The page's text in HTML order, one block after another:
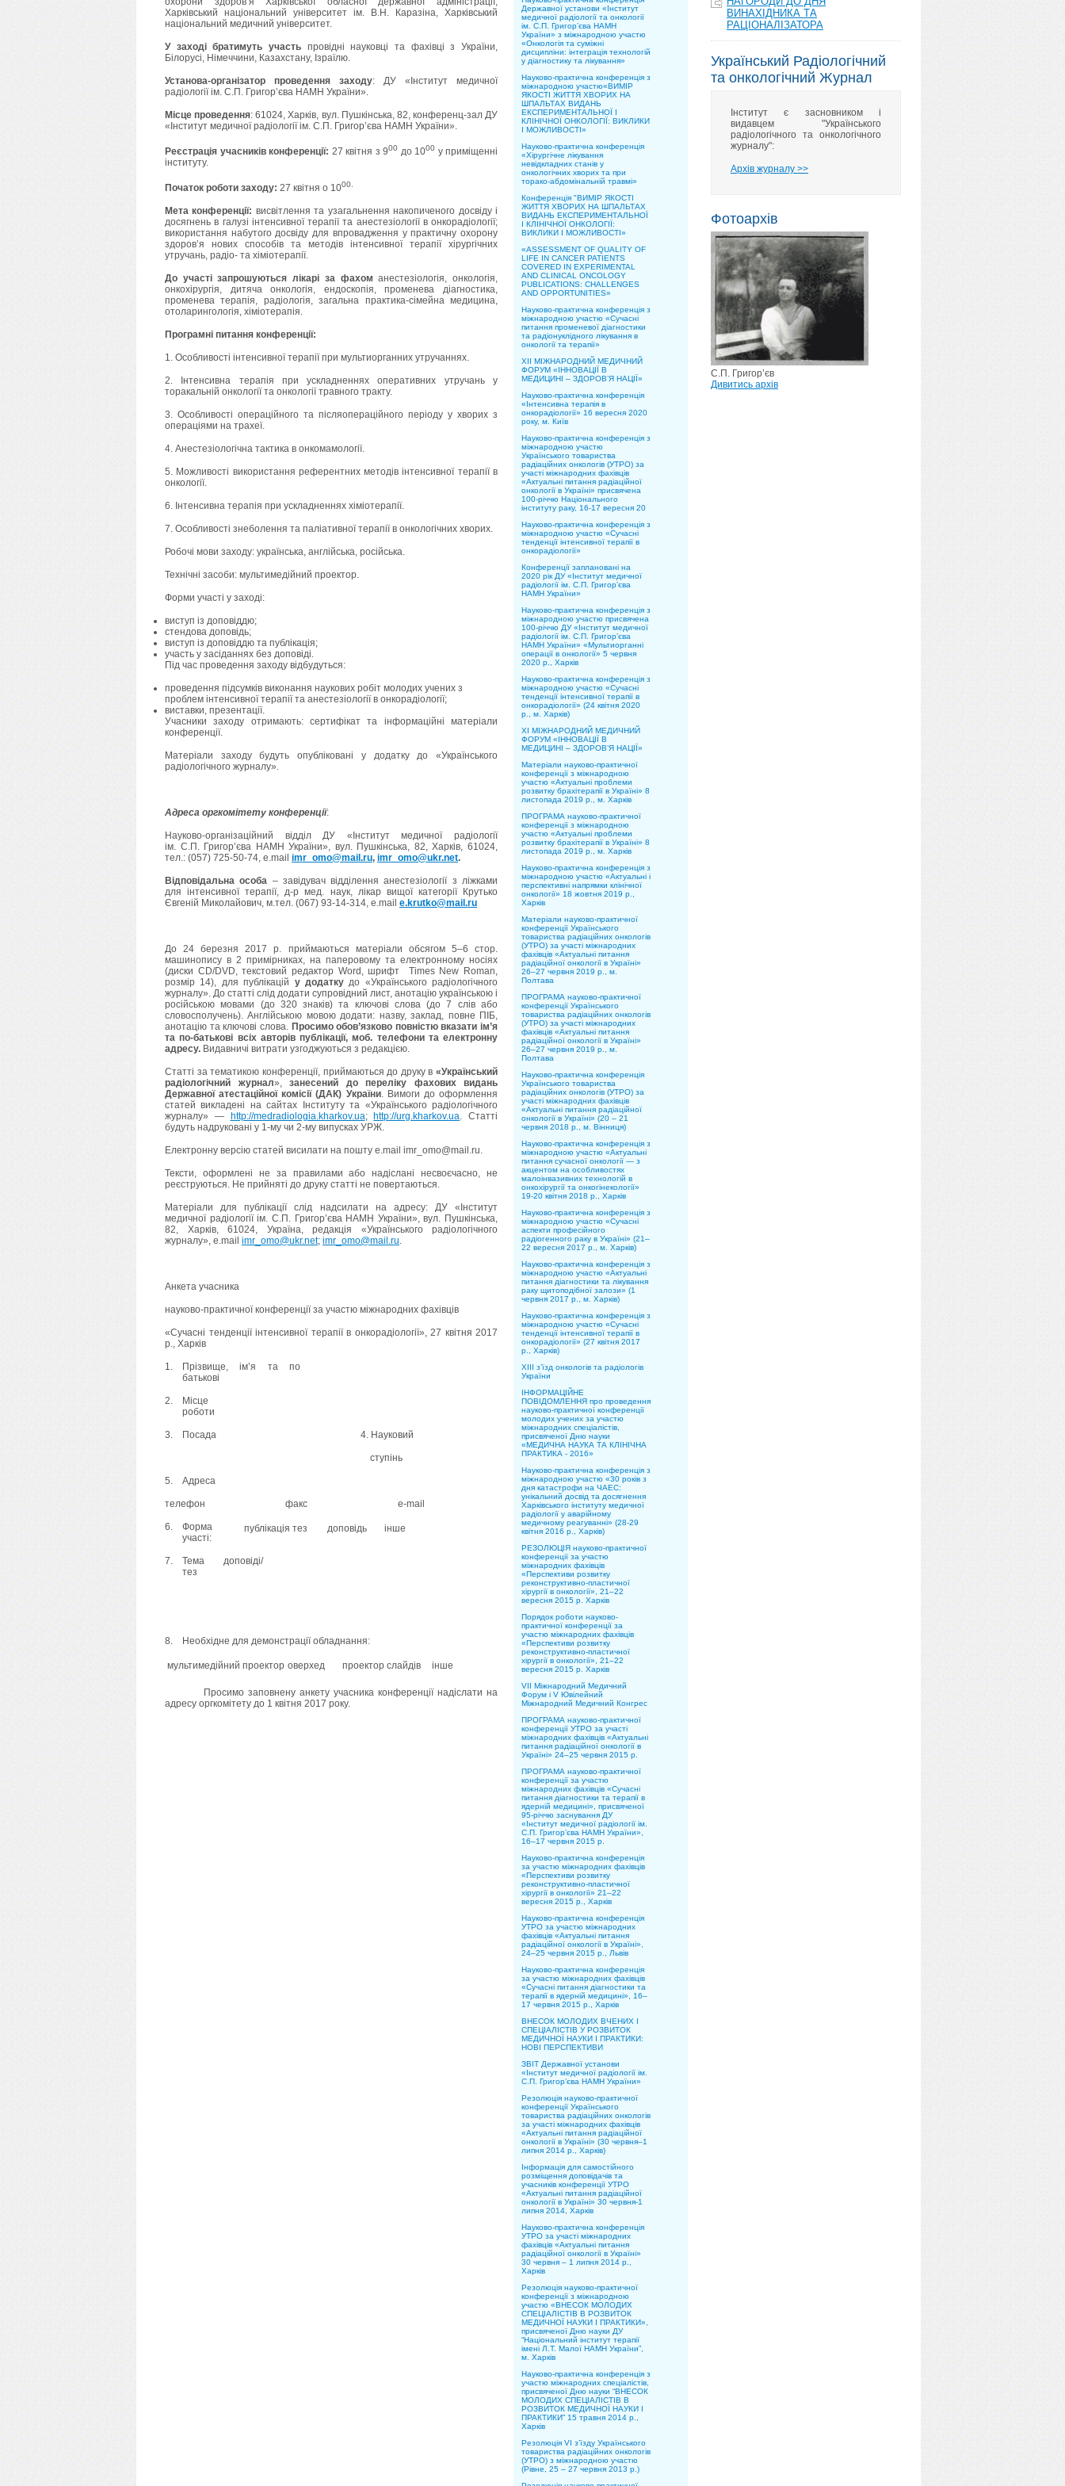
Державної установи «Інститут
медичної радіології та онкології
ім. С.П. Григор’єва НАМН
України» з міжнародною участю
«Онкологія та суміжні
дисципліни: інтеграція технологій
у діагностику та лікування»
Науково-практична конференція з
міжнародною участю«ВИМІР
ЯКОСТІ ЖИТТЯ ХВОРИХ НА
ШПАЛЬТАХ ВИДАНЬ
ЕКСПЕРИМЕНТАЛЬНОЇ І
КЛІНІЧНОЇ ОНКОЛОГІЇ: ВИКЛИКИ
І МОЖЛИВОСТІ»
Науково-практична конференція
«Хірургічне лікування
невідкладних станів у
онкологічних хворих та при
торако-абдомінальній травмі»
Конференція "ВИМІР ЯКОСТІ
ЖИТТЯ ХВОРИХ НА ШПАЛЬТАХ
ВИДАНЬ ЕКСПЕРИМЕНТАЛЬНОЇ
І КЛІНІЧНОЇ ОНКОЛОГІЇ:
ВИКЛИКИ І МОЖЛИВОСТІ»
«ASSESSMENT OF QUALITY OF
LIFE IN CANCER PATIENTS
COVERED IN EXPERIMENTAL
AND CLINICAL ONCOLOGY
PUBLICATIONS: CHALLENGES
AND OPPORTUNITIES»
Науково-практична конференція з
міжнародною участю «Сучасні
питання променевої діагностики
та радіонуклідного лікування в
онкології та терапії»
XII МІЖНАРОДНИЙ МЕДИЧНИЙ
ФОРУМ «ІННОВАЦІЇ В
МЕДИЦИНІ – ЗДОРОВ’Я НАЦІЇ»
Науково-практична конференція
«Інтенсивна терапія в
онкорадіології» 16 вересня 2020
року, м. Київ
Науково-практична конференція з
міжнародною участю
Українського товариства
радіаційних онкологів (УТРО) за
участі міжнародних фахівців
«Актуальні питання радіаційної
онкології в Україні» присвячена
100-річчю Національного
інституту раку, 16-17 вересня 20
Науково-практична конференція з
міжнародною участю «Сучасні
тенденції інтенсивної терапії в
онкорадіології»
Конференції заплановані на
2020 рік ДУ «Інститут медичної
радіології ім. С.П. Григор’єва
НАМН України»
Науково-практична конференція з
міжнародною участю присвячена
100-річчю ДУ «Інститут медичної
радіології ім. С.П. Григор’єва
НАМН України» «Мультиорганні
операції в онкології» 5 червня
2020 р., Харків
Науково-практична конференція з
міжнародною участю «Сучасні
тенденції інтенсивної терапії в
онкорадіології» (24 квітня 2020
р., м. Харків)
XІ МІЖНАРОДНИЙ МЕДИЧНИЙ
ФОРУМ «ІННОВАЦІЇ В
МЕДИЦИНІ – ЗДОРОВ’Я НАЦІЇ»
Матеріали науково-практичної
конференції з міжнародною
участю «Актуальні проблеми
розвитку брахітерапії в Україні» 8
листопада 2019 р., м. Харків
ПРОГРАМА науково-практичної
конференції з міжнародною
участю «Актуальні проблеми
розвитку брахітерапії в Україні» 8
листопада 2019 р., м. Харків
Науково-практична конференція з
міжнародною участю «Актуальні і
перспективні напрямки клінічної
онкології» 18 жовтня 2019 р.,
Харків
Матеріали науково-практичної
конференції Українського
товариства радіаційних онкологів
(УТРО) за участі міжнародних
фахівців «Актуальні питання
радіаційної онкології в Україні»
26–27 червня 2019 р., м.
Полтава
ПРОГРАМА науково-практичної
конференції Українського
товариства радіаційних онкологів
(УТРО) за участі міжнародних
фахівців «Актуальні питання
радіаційної онкології в Україні»
26–27 червня 2019 р., м.
Полтава
Науково-практична конференція
Українського товариства
радіаційних онкологів (УТРО) за
участі міжнародних фахівців
«Актуальні питання радіаційної
онкології в Україні» (20 – 21
червня 2018 р., м. Вінниця)
Науково-практична конференція з
міжнародною участю «Актуальні
питання сучасної онкології — з
акцентом на особливостях
малоінвазивних технологій в
онкохірургії та онкогінекології»
19-20 квітня 2018 р., Харків
Науково-практична конференція з
міжнародною участю «Сучасні
аспекти професійного
радіогенного раку в Україні» (21–
22 вересня 2017 р., м. Харків)
Науково-практична конференція з
міжнародною участю «Актуальні
питання діагностики та лікування
раку щитоподібної залози» (1
червня 2017 р., м. Харків)
Науково-практична конференція з
міжнародною участю «Сучасні
тенденції інтенсивної терапії в
онкорадіології» (27 квітня 2017
р., Харків)
ХІІІ з’їзд онкологів та радіологів
України
ІНФОРМАЦІЙНЕ
ПОВІДОМЛЕННЯ про проведення
науково-практичної конференції
молодих учених за участю
міжнародних спеціалістів,
присвяченої Дню науки
«МЕДИЧНА НАУКА ТА КЛІНІЧНА
ПРАКТИКА - 2016»
Науково-практична конференція з
міжнародною участю «30 років з
дня катастрофи на ЧАЕС:
унікальний досвід та досягнення
Харківського інституту медичної
радіології у аварійному
медичному реагуванні» (28-29
квітня 2016 р., Харків)
РЕЗОЛЮЦІЯ науково-практичної
конференції за участю
міжнародних фахівців
«Перспективи розвитку
реконструктивно-пластичної
хірургії в онкології», 21–22
вересня 2015 р. Харків
Порядок роботи науково-
практичної конференції за
участю міжнародних фахівців
«Перспективи розвитку
реконструктивно-пластичної
хірургії в онкології», 21–22
вересня 2015 р. Харків
VII Міжнародний Медичний
Форум і V Ювілейний
Міжнародний Медичний Конгрес
ПРОГРАМА науково-практичної
конференції УТРО за участі
міжнародних фахівців «Актуальні
питання радіаційної онкології в
Україні» 24–25 червня 2015 р.
ПРОГРАМА науково-практичної
конференції за участю
міжнародних фахівців «Сучасні
питання діагностики та терапії в
ядерній медицині», присвяченої
95-річчю заснування ДУ
«Інститут медичної радіології ім.
С.П. Григор’єва НАМН України»,
16–17 червня 2015 р.
Науково-практична конференція
за участю міжнародних фахівців
«Перспективи розвитку
реконструктивно-пластичної
хірургії в онкології» 21–22
вересня 2015 р., Харків
Науково-практична конференція
УТРО за участю міжнародних
фахівців «Актуальні питання
радіаційної онкології в Україні»,
24–25 червня 2015 р., Львів
Науково-практична конференція
за участю міжнародних фахівців
«Сучасні питання діагностики та
терапії в ядерній медицині», 16–
17 червня 2015 р., Харків
ВНЕСОК МОЛОДИХ ВЧЕНИХ І
СПЕЦІАЛІСТІВ У РОЗВИТОК
МЕДИЧНОЇ НАУКИ І ПРАКТИКИ:
НОВІ ПЕРСПЕКТИВИ
ЗВІТ Державної установи
«Інститут медичної радіології ім.
С.П. Григор’єва НАМН України»
Резолюція науково-практичної
конференції Українського
товариства радіаційних онкологів
за участі міжнародних фахівців
«Актуальні питання радіаційної
онкології в Україні» (30 червня–1
липня 2014 р., Харків)
Інформація для самостійного
розміщення доповідачів та
учасників конференції УТРО
«Актуальні питання радіаційної
онкології в Україні» 30 червня-1
липня 2014, Харків
Науково-практична конференція
УТРО за участі міжнародних
фахівців «Актуальні питання
радіаційної онкології в Україні»
30 червня – 1 липня 2014 р.,
Харків
Резолюція науково-практичної
конференції з міжнародною
участю «ВНЕСОК МОЛОДИХ
СПЕЦІАЛІСТІВ В РОЗВИТОК
МЕДИЧНОЇ НАУКИ І ПРАКТИКИ»,
присвяченої Дню науки ДУ
“Національний інститут терапії
імені Л.Т. Малої НАМН України”,
м. Харків
Науково-практична конференція з
участю міжнародних спеціалістів,
присвяченої Дню науки “ВНЕСОК
МОЛОДИХ СПЕЦІАЛІСТІВ В
РОЗВИТОК МЕДИЧНОЇ НАУКИ І
ПРАКТИКИ” 15 травня 2014 р.,
Харків
Резолюція VI з’їзду Українського
товариства радіаційних онкологів
(УТРО) з міжнародною участю
(Рівне, 25 – 27 червня 2013 р.)
Харківський національний університет ім. В.Н. Каразіна, Харківський
національний медичний університет.
У заході братимуть участь провідні науковці та фахівці з України,
Білорусі, Німеччини, Казахстану, Ізраїлю.
Установа-організатор проведення заходу: ДУ «Інститут медичної
радіології ім. С.П. Григор’єва НАМН України».
Місце проведення: 61024, Харків, вул. Пушкінська, 82, конференц-зал ДУ
«Інститут медичної радіології ім. С.П. Григор’єва НАМН України».
Реєстрація учасників конференції: 27 квітня з 900 до 1000 у приміщенні
інституту.
Початок роботи заходу: 27 квітня о 1000.
Мета конференції: висвітлення та узагальнення накопиченого досвіду і
досягнень в галузі інтенсивної терапії та анестезіології в онкорадіології;
використання набутого досвіду для впровадження у практичну охорону
здоров’я нових способів та методів інтенсивної терапії хірургічних
утручань, радіо- та хіміотерапії.
До участі запрошуються лікарі за фахом анестезіологія, онкологія,
онкохірургія, дитяча онкологія, ендоскопія, променева діагностика,
променева терапія, радіологія, загальна практика-сімейна медицина,
отоларингологія, хіміотерапія.
Програмні питання конференції:
1. Особливості інтенсивної терапії при мультиорганних утручаннях.
2. Інтенсивна терапія при ускладненнях оперативних утручань у
торакальній онкології та онкології травного тракту.
3. Особливості операційного та післяопераційного періоду у хворих з
операціями на трахеї.
4. Анестезіологічна тактика в онкомамології.
5. Можливості використання референтних методів інтенсивної терапії в
онкології.
6. Інтенсивна терапія при ускладненнях хіміотерапії.
7. Особливості знеболення та паліативної терапії в онкологічних хворих.
Робочі мови заходу: українська, англійська, російська.
Технічні засоби: мультимедійний проектор.
Форми участі у заході:
виступ із доповіддю;
стендова доповідь;
виступ із доповіддю та публікація;
участь у засіданнях без доповіді.
Під час проведення заходу відбудуться:
проведення підсумків виконання наукових робіт молодих учених з
проблем інтенсивної терапії та анестезіології в онкорадіології;
виставки, презентації.
Учасники заходу отримають: сертифікат та інформаційні матеріали
конференції.
Матеріали заходу будуть опубліковані у додатку до «Українського
радіологічного журналу».
Адреса оргкомітету конференції:
Науково-організаційний відділ ДУ «Інститут медичної радіології
ім. С.П. Григор’єва НАМН України», вул. Пушкінська, 82, Харків, 61024,
тел.: (057) 725-50-74, e.mail imr_omo@mail.ru, imr_omo@ukr.net.
Відповідальна особа – завідувач відділення анестезіології з ліжками
для інтенсивної терапії, д-р мед. наук, лікар вищої категорії Крутько
Євгеній Миколайович, м.тел. (067) 93-14-314, e.mail e.krutko@mail.ru
До 24 березня 2017 р. приймаються матеріали обсягом 5–6 стор.
машинопису в 2 примірниках, на паперовому та електронному носіях
(диски CD/DVD, текстовий редактор Word, шрифт Times New Roman,
розмір 14), для публікацій у додаткудо «Українського радіологічного
журналу». До статті слід додати супровідний лист, анотацію українською і
російською мовами (до 320 знаків) та ключові слова (до 7 слів або
словосполучень). Англійською мовою додати: назву, заклад, повне ПІБ,
анотацію та ключові слова. Просимо обов’язково повністю вказати ім’я
та по-батькові всіх авторів публікації, моб. телефони та електронну
адресу. Видавничі витрати узгоджуються з редакцією.
Статті за тематикою конференції, приймаються до друку в «Український
радіологічний журнал», занесений до переліку фахових видань
Державної атестаційної комісії (ДАК) України. Вимоги до оформлення
статей викладені на сайтах Інституту та «Українського радіологічного
журналу» —
http://medradiologia.kharkov.ua; http://urg.kharkov.ua. Статті
будуть надруковані у 1-му чи 2-му випусках УРЖ.
Електронну версію статей висилати на пошту e.maіl іmr_omo@maіl.ru.
Тексти, оформлені не за правилами або надіслані несвоєчасно, не
реєструються. Не прийняті до друку статті не повертаються.
Матеріали для публікації слід надсилати на адресу: ДУ «Інститут
медичної радіології ім. С.П. Григор’єва НАМН України», вул. Пушкінська,
82, Харків, 61024, Україна, редакція «Українського радіологічного
журналу», e.mail imr_omo@ukr.net; imr_omo@mail.ru.
Анкета учасника
науково-практичної конференції за участю міжнародних фахівців
«Сучасні тенденції інтенсивної терапії в онкорадіології», 27 квітня 2017
р., Харків
1.
Прізвище, ім’я та по
батькові
2.
Місце
роботи
3. Посада 4. Науковий
ступінь
5. Адреса
телефон факс e-mail
6.
Форма
участі:
 публікація тез  доповідь  інше
7.
Тема доповіді/
тез
8. Необхідне для демонстрації обладнання:
 мультимедійний проектор  оверхед  проектор слайдів  інше
Просимо заповнену анкету учасника конференції надіслати на
адресу оргкомітету до 1 квітня 2017 року.
ВИНАХІДНИКА ТА
РАЦІОНАЛІЗАТОРА
Український Радіологічний
та онкологічний Журнал
Інститут є засновником і
видавцем "Українського
радіологічного та онкологічного
журналу":
Архів журналу >>
Фотоархів
С.П. Григор’єв
Дивитись архів